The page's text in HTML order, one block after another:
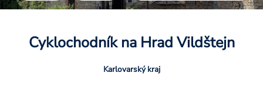
Cyklochodník na Hrad Vildštejn
Karlovarský kraj